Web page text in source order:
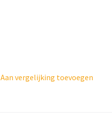
Aan vergelijking toevoegen